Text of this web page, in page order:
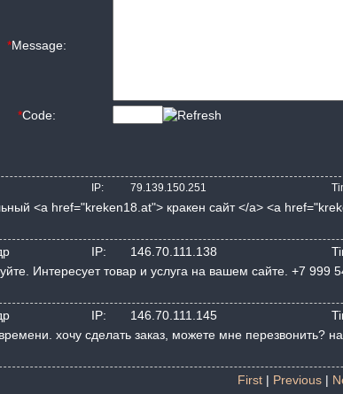
*Message:
*Code:
IP: 79.139.150.251
<a href="kreken18.at"> кракен сайт </a> <a
IP: 146.70.111.138
Интересует товар и услуга на вашем сайте. +7 999
IP: 146.70.111.145
хочу сделать заказ, можете мне перезвонить?
First | Previous |